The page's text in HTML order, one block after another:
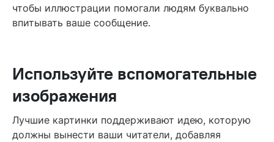
чтобы иллюстрации помогали людям буквально
впитывать ваше сообщение.
Используйте вспомогательные
изображения
Лучшие картинки поддерживают идею, которую
должны вынести ваши читатели, добавляя